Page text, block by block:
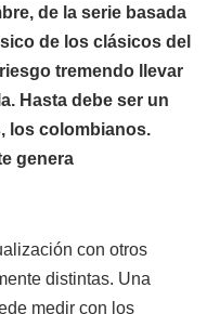
de la serie basada
de los clásicos del
tremendo llevar
Hasta debe ser un
los colombianos.
genera
con otros
distintas. Una
medir con los